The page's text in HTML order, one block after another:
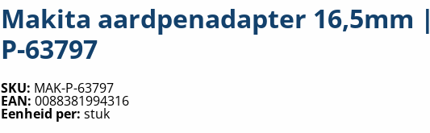
Makita aardpenadapter 16,5mm |
P-63797
SKU: MAK-P-63797
EAN: 0088381994316
Eenheid per: stuk